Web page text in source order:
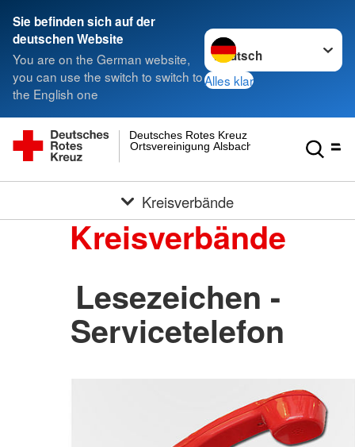
Sie befinden sich auf der
deutschen Website
You are on the German website,
you can use the switch to switch to
the English one
Sprache wechseln zu
Alles klar
Ortsvereinigung Alsbach
Deutsches Rotes Kreuz
Kreisverbände
Kreisverbände
Lesezeichen -
Servicetelefon